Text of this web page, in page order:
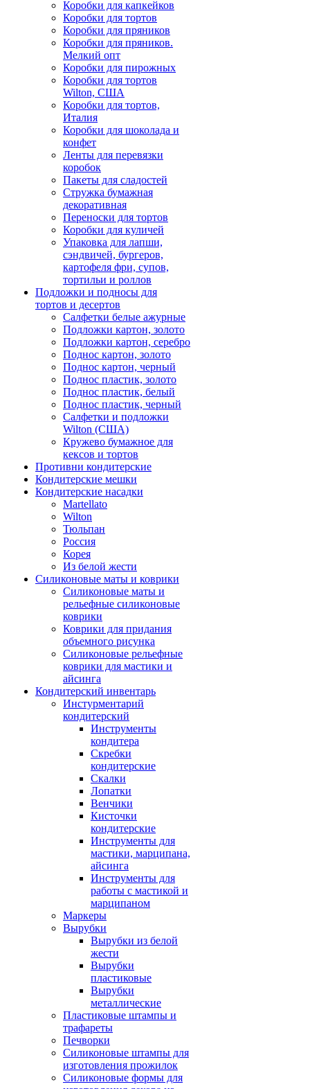
Коробки для капкейков
Коробки для тортов
Коробки для пряников
Коробки для пряников.
Мелкий опт
Коробки для пирожных
Коробки для тортов
Wilton, США
Коробки для тортов,
Италия
Коробки для шоколада и
конфет
Ленты для перевязки
коробок
Пакеты для сладостей
Стружка бумажная
декоративная
Переноски для тортов
Коробки для куличей
Упаковка для лапши,
сэндвичей, бургеров,
картофеля фри, супов,
тортильи и роллов
Подложки и подносы для
тортов и десертов
Салфетки белые ажурные
Подложки картон, золото
Подложки картон, серебро
Поднос картон, золото
Поднос картон, черный
Поднос пластик, золото
Поднос пластик, белый
Поднос пластик, черный
Салфетки и подложки
Wilton (США)
Кружево бумажное для
кексов и тортов
Противни кондитерские
Кондитерские мешки
Кондитерские насадки
Martellato
Wilton
Тюльпан
Россия
Корея
Из белой жести
Силиконовые маты и коврики
Силиконовые маты и
рельефные силиконовые
коврики
Коврики для придания
объемного рисунка
Силиконовые рельефные
коврики для мастики и
айсинга
Кондитерский инвентарь
Инстурментарий
кондитерский
Инструменты
кондитера
Скребки
кондитерские
Скалки
Лопатки
Венчики
Кисточки
кондитерские
Инструменты для
мастики, марципана,
айсинга
Инструменты для
работы с мастикой и
марципаном
Маркеры
Вырубки
Вырубки из белой
жести
Вырубки
пластиковые
Вырубки
металлические
Пластиковые штампы и
трафареты
Печворки
Силиконовые штампы для
изготовления прожилок
Силиконовые формы для